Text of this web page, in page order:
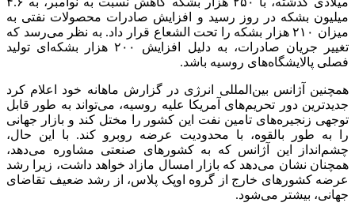
میلیون بشکه در روز رسید و افزایش صادرات محصولات نفتی به
میزان ۲۱۰ هزار بشکه را تحت الشعاع قرار داد. به نظر می‌رسد که
تغییر جریان صادرات، به دلیل افزایش ۲۰۰ هزار بشکه‌ای تولید
فصلی پالایشگاه‌های روسیه باشد.
همچنین آژانس بین‌المللی انرژی در گزارش ماهانه خود اعلام کرد
جدیدترین دور تحریم‌های آمریکا علیه روسیه، می‌تواند به طور قابل
توجهی زنجیره‌های تامین نفت این کشور را مختل کند و بازار جهانی
را به طور بالقوه، با محدودیت عرضه روبرو کند. با این حال،
چشم‌انداز این آژانس که به کشورهای صنعتی مشاوره می‌دهد،
همچنان نشان می‌دهد که بازار امسال مازاد خواهد داشت، زیرا رشد
عرضه کشورهای خارج از گروه اوپک پلاس، از رشد ضعیف تقاضای
جهانی، بیشتر می‌شود.